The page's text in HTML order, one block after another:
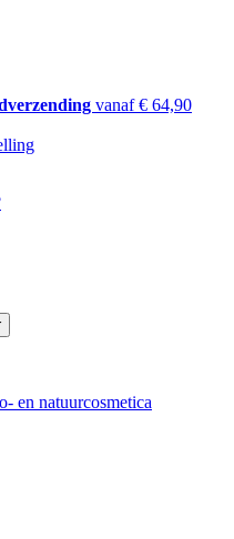
vanaf € 64,90
en natuurcosmetica